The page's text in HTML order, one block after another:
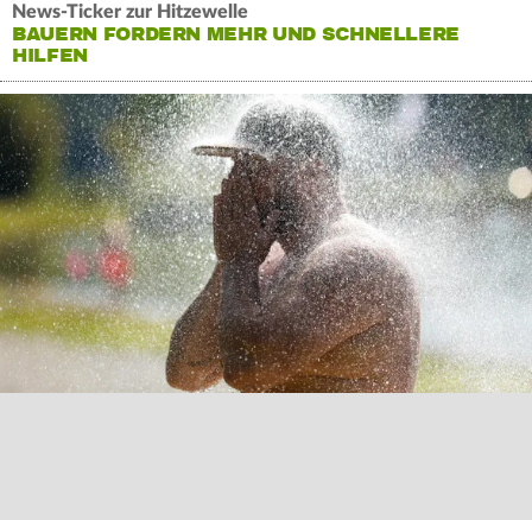
News-Ticker zur Hitzewelle
BAUERN FORDERN MEHR UND SCHNELLERE
HILFEN